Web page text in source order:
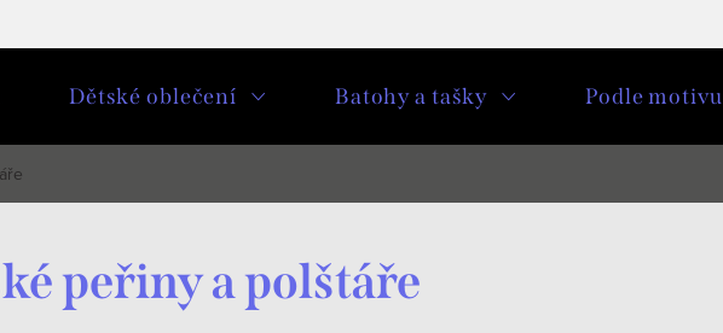
Dětské oblečení Batohy a tašky Podle motivu
peřiny a polštáře